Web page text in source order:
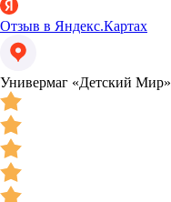
Отзыв в Яндекс.Картах
Универмаг «Детский Мир»